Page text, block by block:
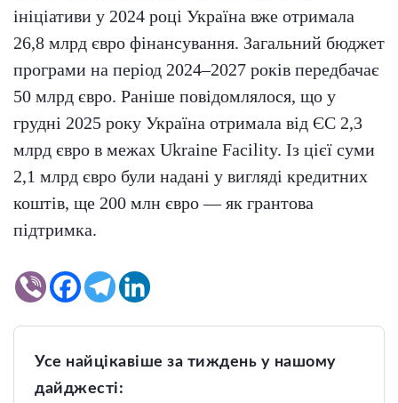
ініціативи у 2024 році Україна вже отримала
26,8 млрд євро фінансування. Загальний бюджет
програми на період 2024–2027 років передбачає
50 млрд євро. Раніше повідомлялося, що у
грудні 2025 року Україна отримала від ЄС 2,3
млрд євро в межах Ukraine Facility. Із цієї суми
2,1 млрд євро були надані у вигляді кредитних
коштів, ще 200 млн євро — як грантова
підтримка.
Усе найцікавіше за тиждень у нашому
дайджесті: